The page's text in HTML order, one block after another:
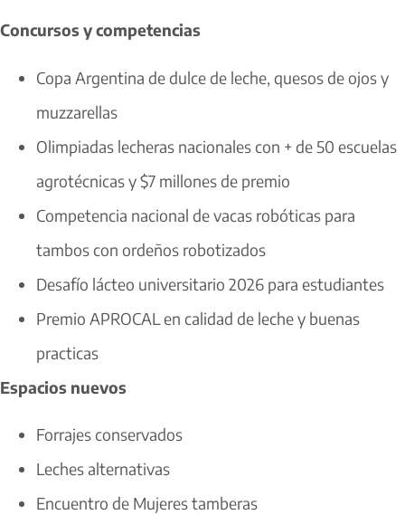
Concursos y competencias
Copa Argentina de dulce de leche, quesos de ojos y
muzzarellas
Olimpiadas lecheras nacionales con + de 50 escuelas
agrotécnicas y $7 millones de premio
Competencia nacional de vacas robóticas para
tambos con ordeños robotizados
Desafío lácteo universitario 2026 para estudiantes
Premio APROCAL en calidad de leche y buenas
practicas
Espacios nuevos
Forrajes conservados
Leches alternativas
Encuentro de Mujeres tamberas